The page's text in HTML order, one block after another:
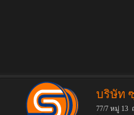
บริษัท
77/7 หมู่ 13